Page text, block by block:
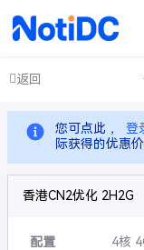
返回
您可点此 ， 登
际获得的优惠
香港CN2优化 2H2G
配置 4核